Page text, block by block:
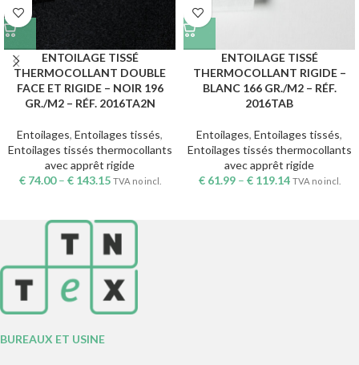
ENTOILAGE TISSÉ
THERMOCOLLANT DOUBLE
FACE ET RIGIDE – NOIR 196
GR./M2 – RÉF. 2016TA2N
Entoilages, Entoilages tissés,
Entoilages tissés thermocollants
avec apprêt rigide
€74.00– €143.15 TVA no incl.
ENTOILAGE TISSÉ
THERMOCOLLANT RIGIDE –
BLANC 166 GR./M2 – RÉF.
2016TAB
Entoilages, Entoilages tissés,
Entoilages tissés thermocollants
avec apprêt rigide
€61.99– €119.14 TVA no incl.
BUREAUX ET USINE